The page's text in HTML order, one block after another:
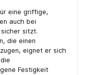
eine griffige,
auch bei
sitzt.
die einen
eignet er sich
Festigkeit